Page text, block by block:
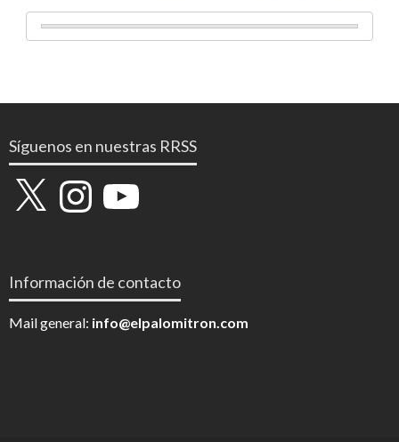
Síguenos en nuestras RRSS
X InstagramYouTube
Información de contacto
Mail general: info@elpalomitron.com